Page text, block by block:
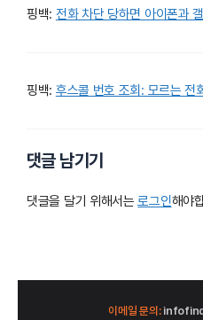
핑백: 전화 차단 당하면 아이폰과
핑백: 후스콜 번호 조회: 모르는 전
댓글 남기기
댓글을 달기 위해서는 로그인해야
이메일 문의: